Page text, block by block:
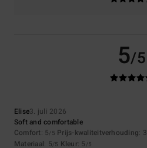
5/5
Elise3. juli 2026
Soft and comfortable
Comfort: 5/5 Prijs-kwaliteitverhouding: 3
Materiaal: 5/5 Kleur: 5 /5